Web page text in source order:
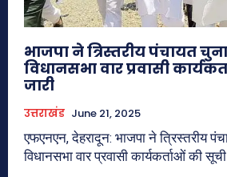
भाजपा ने त्रिस्तरीय पंचायत
विधानसभा वार प्रवासी
जारी
उत्तराखंड June 21, 2025
एफएनएन, देहरादून: भाजपा ने त्रिस्तरीय
विधानसभा वार प्रवासी कार्यकर्ताओं की